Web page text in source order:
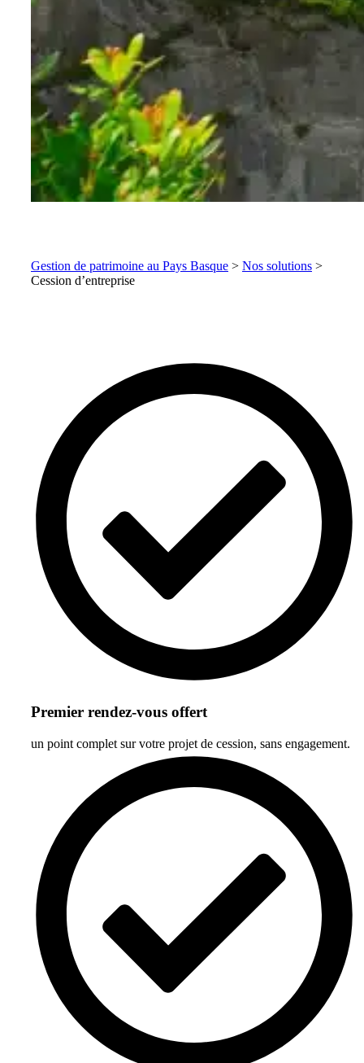
Gestion de patrimoine au Pays Basque > Nos solutions >
Cession d’entreprise
Premier rendez-vous offert
un point complet sur votre projet de cession, sans engagement.